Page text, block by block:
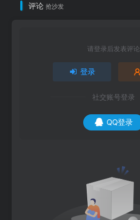
评论 抢沙发
请登录后发表评论
登录
社交账号登录
QQ登录